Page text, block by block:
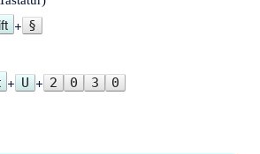
+ §
+ U + 2 0 3 0